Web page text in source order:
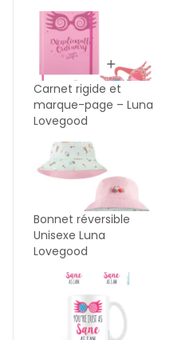
Carnet rigide et
marque-page – Luna
Lovegood
Bonnet réversible
Unisexe Luna
Lovegood